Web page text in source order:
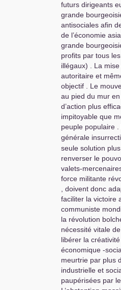
futurs dirigeants
grande
antisociales afin
de l’économie
grande
profits par tous
illégaux) . La
autoritaire et
objectif . Le
au pied du mur
d’action plus
impitoyable que
peuple populaire .
générale
seule solution
renverser le
valets-
force militante
, doivent donc
faciliter la victoire
communiste
la révolution
nécessité vitale
libérer la
économique -
meurtrie par plus
industrielle et
paupérisées par